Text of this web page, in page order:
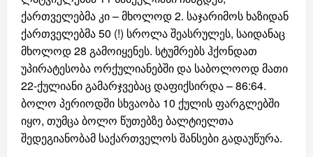
ქართველებმა კი – მხოლოდ 2. საჯარიმოს ხაზიდან
ქართველებმა 50 (!) სროლა შეასრულეს, საიდანაც
მხოლოდ 28 გამოიყენეს. სტუმრებს ჰქონდათ
უპირატესობა ორქულიანებში და საბოლოოდ მათი
22-ქულიანი გამარჯვებაც დაფიქსირდა – 86:64.
ბოლო პერიოდში სხვაობა 10 ქულის ფარგლებში
იყო, თუმცა ბოლო წუთებზე ბალტიელთა
შედეგიანობამ საქართველოს შანსები გადაუწურა.